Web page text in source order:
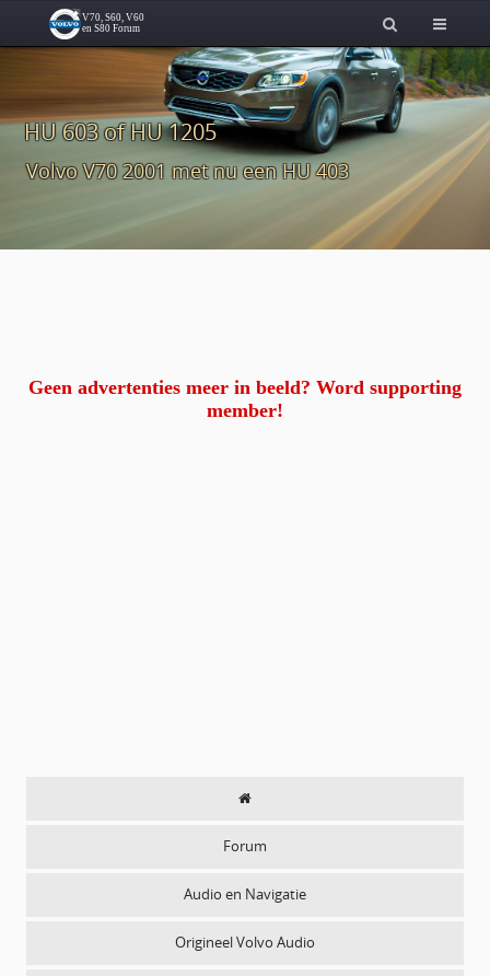
HU 603 of HU 1205
Volvo V70 2001 met nu een HU 403
Geen advertenties meer in beeld? Word supporting
member!
Forum
Audio en Navigatie
Origineel Volvo Audio